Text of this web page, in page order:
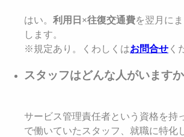
はい。 利用日×往復交通費を翌月に
します。
※規定あり。くわしくはお問合せ く
スタッフはどんな人がいます
サービス管理責任者という資格を持
で働いていたスタッフ、就職に特化